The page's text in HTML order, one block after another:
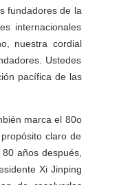
fundadores de la
internacionales
nuestra cordial
Ustedes
pacífica de las
marca el 80o
claro de
años después,
Xi Jinping